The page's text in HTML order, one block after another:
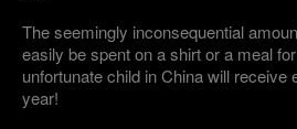
The seemingly inconsequential
easily be spent on a shirt or a meal
unfortunate child in China will receive
year!